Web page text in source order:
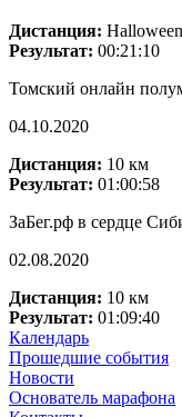
Дистанция:
Результат: 00:21:10
Томский онлайн
04.10.2020
Дистанция: 10 км
Результат: 01:00:58
ЗаБег.рф в сердце
02.08.2020
Дистанция: 10 км
Результат: 01:09:40
Календарь
Прошедшие события
Новости
Основатель марафона